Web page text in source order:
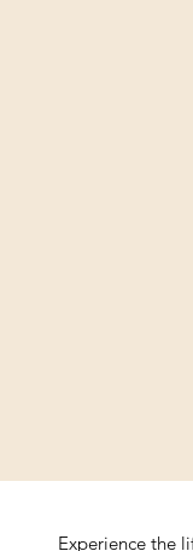
Experience the